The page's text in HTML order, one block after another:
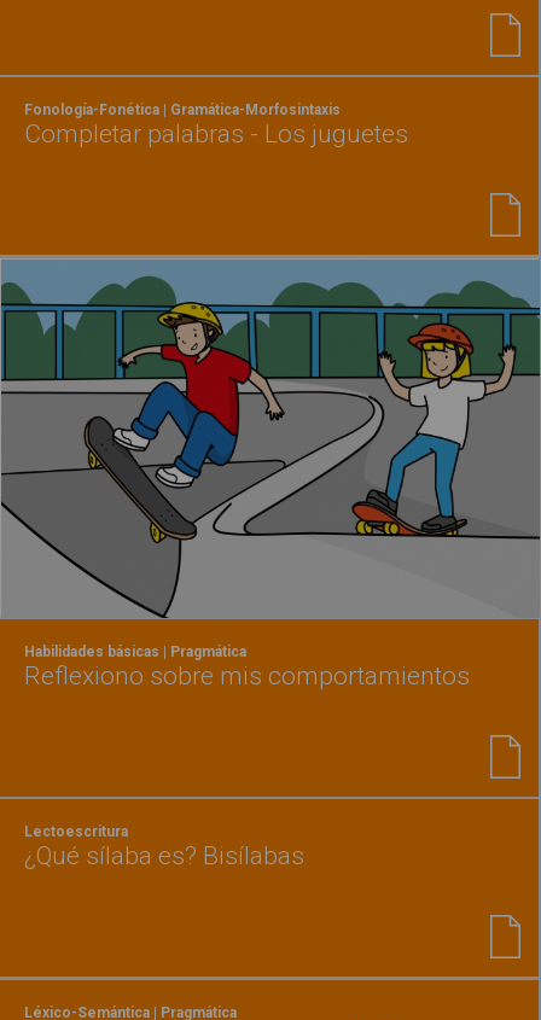
Fonología-Fonética | Gramática-Morfosintaxis
Completar palabras - Los juguetes
Habilidades básicas | Pragmática
Reflexiono sobre mis comportamientos
Lectoescritura
¿Qué sílaba es? Bisílabas
Léxico-Semántica | Pragmática